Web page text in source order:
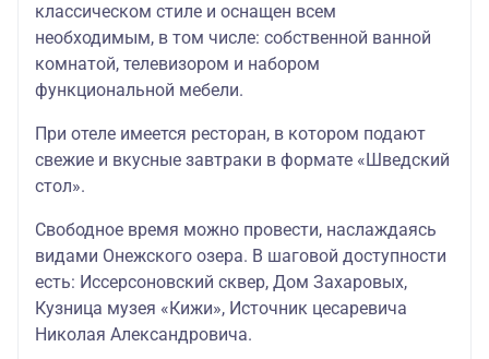
классическом стиле и оснащен всем
необходимым, в том числе: собственной ванной
комнатой, телевизором и набором
функциональной мебели.
При отеле имеется ресторан, в котором подают
свежие и вкусные завтраки в формате «Шведский
стол».
Свободное время можно провести, наслаждаясь
видами Онежского озера. В шаговой доступности
есть: Иссерсоновский сквер, Дом Захаровых,
Кузница музея «Кижи», Источник цесаревича
Николая Александровича.